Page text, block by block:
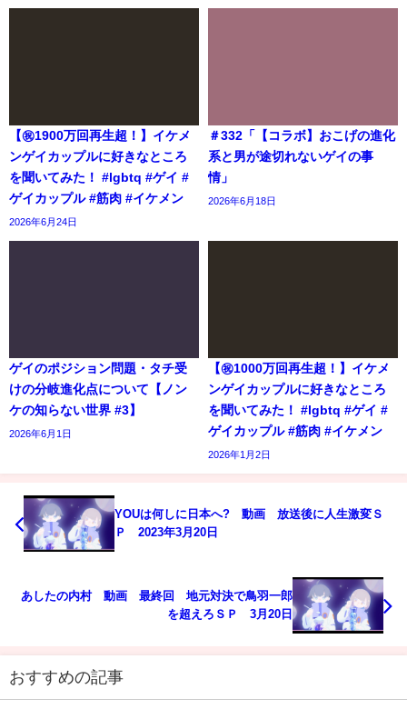
【㊗️1900万回再生超！】イケメ
ンゲイカップルに好きなところ
を聞いてみた！ #lgbtq #ゲイ #
ゲイカップル #筋肉 #イケメン
2026年6月24日
＃332「【コラボ】おこげの進化
系と男が途切れないゲイの事
情」
2026年6月18日
ゲイのポジション問題・タチ受
けの分岐進化点について【ノン
ケの知らない世界 #3】
2026年6月1日
【㊗️1000万回再生超！】イケメ
ンゲイカップルに好きなところ
を聞いてみた！ #lgbtq #ゲイ #
ゲイカップル #筋肉 #イケメン
2026年1月2日
YOUは何しに日本へ? 動画 放送後に人生激変Ｓ
Ｐ 2023年3月20日
あしたの内村 動画 最終回 地元対決で鳥羽一郎
を超えろＳＰ 3月20日
おすすめの記事